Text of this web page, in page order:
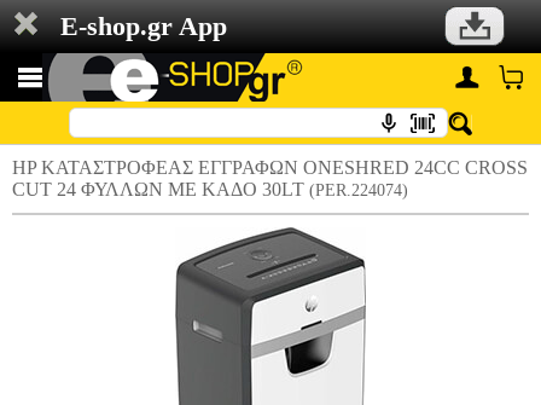
E-shop.gr App
HP ΚΑΤΑΣΤΡΟΦΕΑΣ ΕΓΓΡΑΦΩΝ ONESHRED 24CC CROSS
CUT 24 ΦΥΛΛΩΝ ΜΕ ΚΑΔΟ 30LT (PER.224074)